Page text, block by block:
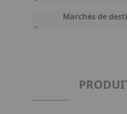
Marchés de